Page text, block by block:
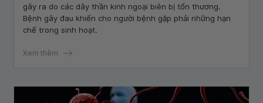
gây ra do các dây thần kinh ngoại biên bị tổn thương.
Bệnh gây đau khiến cho người bệnh gặp phải những hạn
chế trong sinh hoạt.
Xem thêm